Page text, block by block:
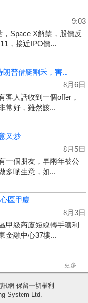
9:03
Space X解禁，股價反
，接近IPO價...
朗普借艇割禾，害...
8月6日
客人話收到一個offer，
常好，雖然該...
又炒
8月5日
一個朋友，早兩年被公
多啲生意，如...
區甲廈
8月3日
甲級商廈短線轉手獲利
金融中心37樓...
更多...
網 保留一切權利
System Ltd.